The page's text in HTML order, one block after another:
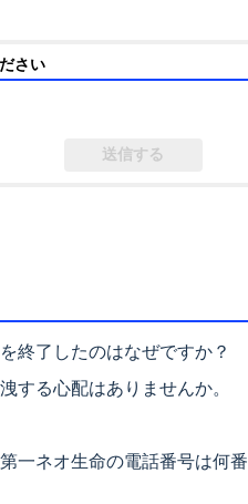
さい
終了したのはなぜですか？
する心配はありませんか。
一ネオ生命の電話番号は何